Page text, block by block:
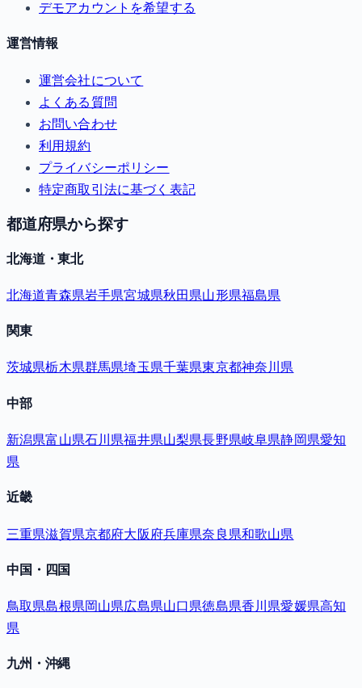
デモアカウントを希望する
運営情報
運営会社について
よくある質問
お問い合わせ
利用規約
プライバシーポリシー
特定商取引法に基づく表記
都道府県から探す
北海道・東北
北海道青森県岩手県宮城県秋田県山形県福島県
関東
茨城県栃木県群馬県埼玉県千葉県東京都神奈川県
中部
新潟県富山県石川県福井県山梨県長野県岐阜県静岡県愛知
県
近畿
三重県滋賀県京都府大阪府兵庫県奈良県和歌山県
中国・四国
鳥取県島根県岡山県広島県山口県徳島県香川県愛媛県高知
県
九州・沖縄